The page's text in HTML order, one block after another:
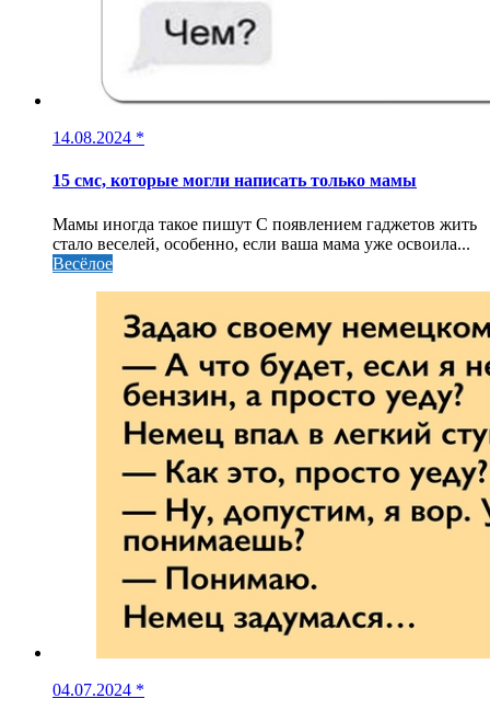
14.08.2024 *
15 смс, которые могли написать только мамы
Мамы иногда такое пишут С появлением гаджетов жить
стало веселей, особенно, если ваша мама уже освоила...
Весёлое
04.07.2024 *